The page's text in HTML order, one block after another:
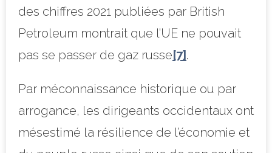
des chiffres 2021 publiées par British
Petroleum montrait que l’UE ne pouvait
pas se passer de gaz russe[7].
Par méconnaissance historique ou par
arrogance, les dirigeants occidentaux ont
mésestimé la résilience de l’économie et